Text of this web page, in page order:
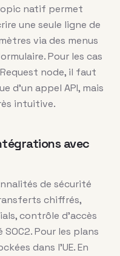
natif permet
une seule ligne de
via des menus
Pour les cas
node, il faut
d’un appel API, mais
intuitive.
avec
de sécurité
chiffrés,
contrôle d’accès
Pour les plans
dans l’UE. En